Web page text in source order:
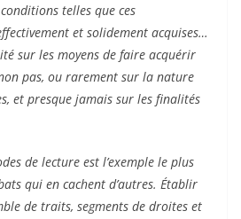
telles que ces
et solidement acquises…
sur les moyens de faire acquérir
pas, ou rarement sur la nature
et presque jamais sur les finalités
de lecture est l’exemple le plus
qui en cachent d’autres. Établir
de traits, segments de droites et